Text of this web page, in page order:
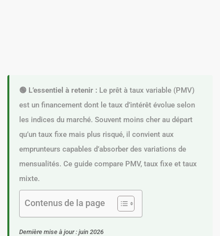
🟢 L’essentiel à retenir : Le prêt à taux variable (PMV)
est un financement dont le taux d’intérêt évolue selon
les indices du marché. Souvent moins cher au départ
qu’un taux fixe mais plus risqué, il convient aux
emprunteurs capables d’absorber des variations de
mensualités. Ce guide compare PMV, taux fixe et taux
mixte.
Contenus de la page
Dernière mise à jour : juin 2026